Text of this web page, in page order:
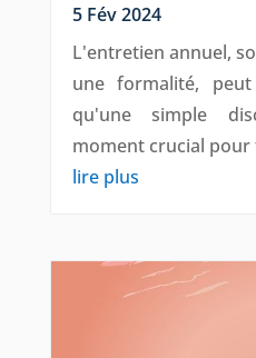
5 Fév 2024
L'entretien annuel,
une formalité,
qu'une simple
moment crucial pour
lire plus